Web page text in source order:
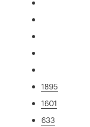
1895
1601
633